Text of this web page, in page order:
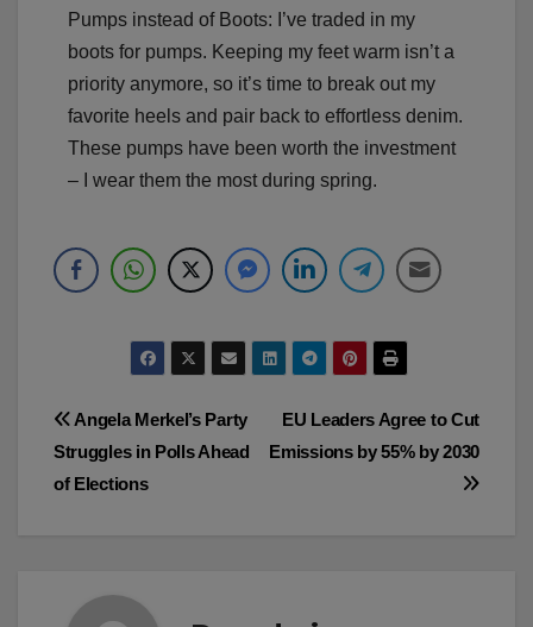
Pumps instead of Boots: I’ve traded in my
boots for pumps. Keeping my feet warm isn’t a
priority anymore, so it’s time to break out my
favorite heels and pair back to effortless denim.
These pumps have been worth the investment
– I wear them the most during spring.
Navegación
de
EU Leaders Agree to Cut
Emissions by 55% by 2030
Angela Merkel’s Party
Struggles in Polls Ahead
of Elections